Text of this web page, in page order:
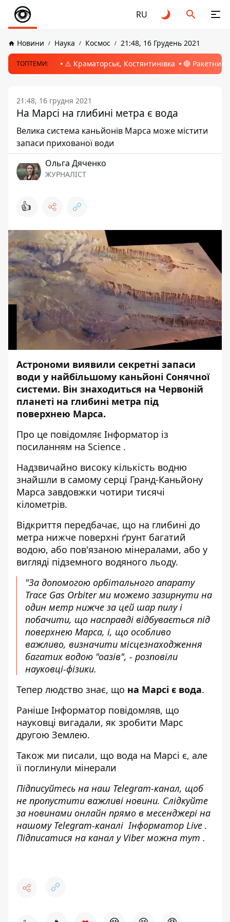
RU
Новини Наука Космос 21:48, 16 Грудень 2021
ТОПТЕМИ: ⚠️ Краматорськ, Костянтинівка 🔴 Ракетний
21:48, 16 грудня 2021
На Марсі на глибині метра є вода
Велика система каньйонів Марса може містити
запаси прихованої води
Ольга Дяченко
ЖУРНАЛІСТ
👍
Астрономи виявили секретні запаси
води у найбільшому каньйоні Сонячної
системи. Він знаходиться на Червоній
планеті на глибині метра під
поверхнею Марса.
Про це повідомляє Інформатор із
посиланням на Science .
Надзвичайно високу кількість водню
знайшли в самому серці Гранд-Каньйону
Марса завдовжки чотири тисячі
кілометрів.
Відкриття передбачає, що на глибині до
метра нижче поверхні ґрунт багатий
водою, або пов'язаною мінералами, або у
вигляді підземного водяного льоду.
"За допомогою орбітального апарату
Trace Gas Orbiter ми можемо зазирнути на
один метр нижче за цей шар пилу і
побачити, що насправді відбувається під
поверхнею Марса, і, що особливо
важливо, визначити місцезнаходження
багатих водою "оазів", - розповіли
науковці-фізики.
Тепер людство знає, що на Марсі є вода.
Раніше Інформатор повідомляв, що
науковці вигадали, як зробити Марс
другою Землею.
Також ми писали, що вода на Марсі є, але
її поглинули мінерали
Підписуйтесь на наш Telegram-канал, щоб
не пропустити важливі новини. Слідкуйте
за новинами онлайн прямо в месенджері на
нашому Telegram-каналіІнформатор Live .
Підписатися на канал у Viber можна тут .